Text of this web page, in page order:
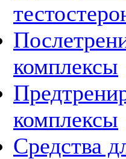
комплексы
комплексы
Средства